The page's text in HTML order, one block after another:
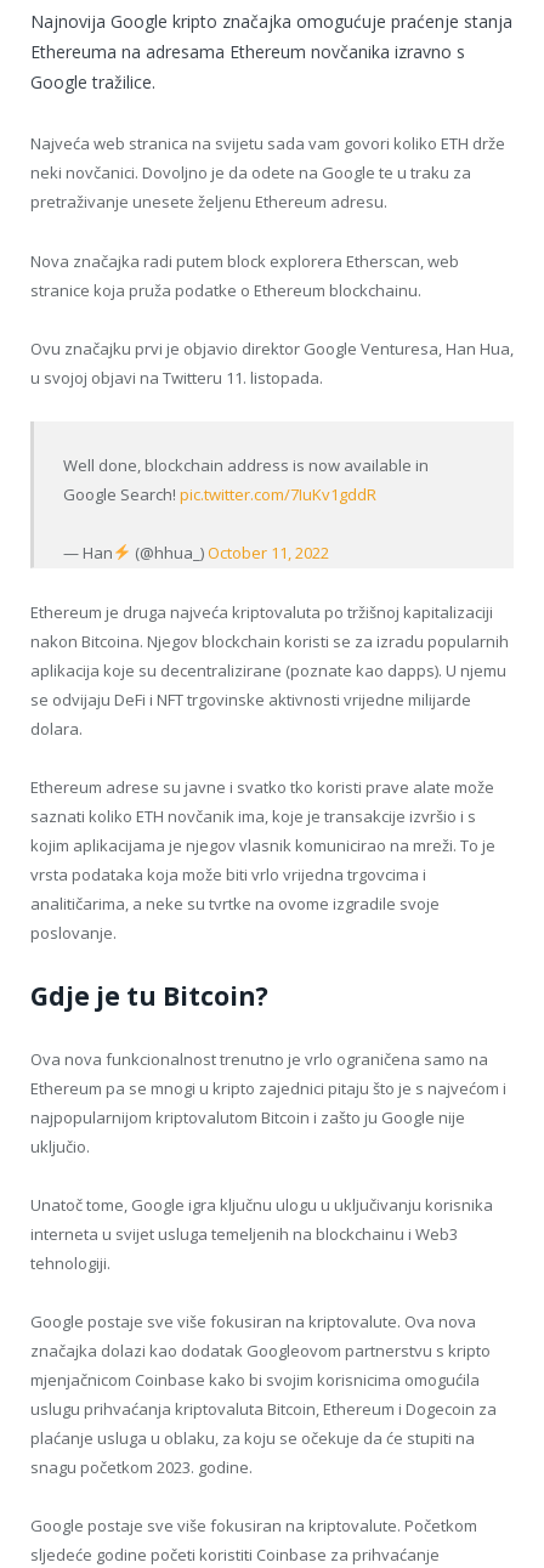
Najnovija Google kripto značajka omogućuje praćenje stanja
Ethereuma na adresama Ethereum novčanika izravno s
Google tražilice.
Najveća web stranica na svijetu sada vam govori koliko ETH drže
neki novčanici. Dovoljno je da odete na Google te u traku za
pretraživanje unesete željenu Ethereum adresu.
Nova značajka radi putem block explorera Etherscan, web
stranice koja pruža podatke o Ethereum blockchainu.
Ovu značajku prvi je objavio direktor Google Venturesa, Han Hua,
u svojoj objavi na Twitteru 11. listopada.
Well done, blockchain address is now available in
Google Search!pic.twitter.com/7IuKv1gddR
— Han (@hhua_)October 11, 2022
Ethereum je druga najveća kriptovaluta po tržišnoj kapitalizaciji
nakon Bitcoina. Njegov blockchain koristi se za izradu popularnih
aplikacija koje su decentralizirane (poznate kao dapps). U njemu
se odvijaju DeFi i NFT trgovinske aktivnosti vrijedne milijarde
dolara.
Ethereum adrese su javne i svatko tko koristi prave alate može
saznati koliko ETH novčanik ima, koje je transakcije izvršio i s
kojim aplikacijama je njegov vlasnik komunicirao na mreži. To je
vrsta podataka koja može biti vrlo vrijedna trgovcima i
analitičarima, a neke su tvrtke na ovome izgradile svoje
poslovanje.
Gdje je tu Bitcoin?
Ova nova funkcionalnost trenutno je vrlo ograničena samo na
Ethereum pa se mnogi u kripto zajednici pitaju što je s najvećom i
najpopularnijom kriptovalutom Bitcoin i zašto ju Google nije
uključio.
Unatoč tome, Google igra ključnu ulogu u uključivanju korisnika
interneta u svijet usluga temeljenih na blockchainu i Web3
tehnologiji.
Google postaje sve više fokusiran na kriptovalute. Ova nova
značajka dolazi kao dodatak Googleovom partnerstvu s kripto
mjenjačnicom Coinbase kako bi svojim korisnicima omogućila
uslugu prihvaćanja kriptovaluta Bitcoin, Ethereum i Dogecoin za
plaćanje usluga u oblaku, za koju se očekuje da će stupiti na
snagu početkom 2023. godine.
Google postaje sve više fokusiran na kriptovalute. Početkom
sljedeće godine početi koristiti Coinbase za prihvaćanje